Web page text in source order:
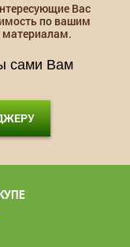
Вас
по вашим
материалам.
сами Вам